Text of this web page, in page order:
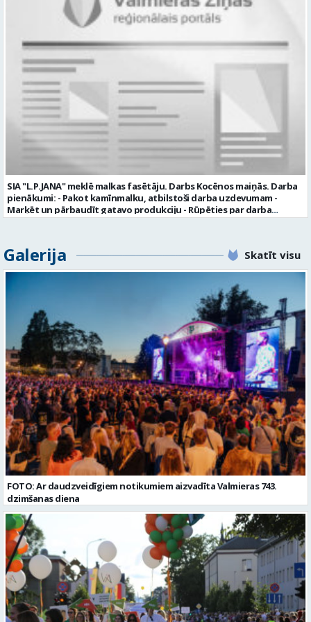
komunikācijas spējas labas iemaņas darbā ar datoru un
elektronisko kases aparātu UZŅĒMUMS PIEDĀVĀ: darbu stabilā
uzņēmumā darba laiku: maiņu grafiks (1. dežūra no plkst. 05.20 līdz
plkst. 16.20 un 2.dežūra no plkst. 12.50-21.00) darba samaksu sākot no
1100 līdz 1250 EUR (pirms nodokļu nomaksas) pilnas sociālās
garantijas veselības apdrošināšanas iespējas dinamisku un
profesionālu darba vidi apmācību pirms darba pienākumu
uzsākšanas CV ar norādi vakancei „dispečers Valmierā” iesniegt līdz
2026. gada 21. augustam (ieskaitot): sūtot elektroniski uz info@vtu-
valmiera.lv personīgi SIA „VTU Valmiera”, Reģ.nr. 40003004220,
„Brandeļi”, Brandeļi, Kocēnu pagasts, Valmieras novads, personāla
daļā darba dienās no plkst. 13:00 līdz 16:00. 2 nedēļu laikā pēc
konkursa termiņa beigām sazināsimies ar pretendentiem, kuri tiks
aicināti uz tikšanos klātienē. Informācijai: 29231565 * Iesniegtos
personas datus SIA “VTU VALMIERA” izmantos, lai konkursa kārtībā
noteiktu vakancei atbilstošāko kandidātu. Ja kandidāts vēlas, lai
viņa personas dati tiktu saglabāti SIA “VTU VALMIERA” iekšējā datu
bāzē ar mērķi tos apstrādāt citos SIA “VTU VALMIERA” personāla
atlases konkursos, tad pieteikumā vakancei lūdzam kandidātam
Valmiera, Valmieras nov. Darba laika veids: Summētais darba laiks
Darba veids: Darbinieka amats uz nenoteiktu laiku Slodze: Viena
vesela slodze Darbības joma: Pakalpojumi Pieteikto vietu skaits: 1
Līgums: Darbinieka amats uz nenoteiktu laiku Aktuāla līdz: 2026-08-
21 Kontaktpersona: CV ar norādi vakancei lūdzu sūtīt uz e-pastu
info@vtu-valmiera.lv vai iesniegt personīgi Izglītības līmenis:
Vispārējā vidējā izglītība
SIA "L.P.JANA" meklē malkas fasētāju. Darbs Kocēnos maiņās. Darba
pienākumi: - Pakot kamīnmalku, atbilstoši darba uzdevumam -
Marķēt un pārbaudīt gatavo produkciju - Rūpēties par darba
padarītā) - Vienmēr laikā izmaksātu algu - Profesionālus un
atbalstošus kolēģus Lūgums CV sūtīt uz e- pastu:
SAIŅOŠANAS OPERATORS Algas izmaksas veids: Laika darba alga
Darba vietas adrese: LATVIJA, Gravas iela 2, Kocēni, Kocēnu pag.,
Valmieras nov. Slodze: Viena vesela slodze Darbības joma: Ražošana
Pieteikto vietu skaits: 2 Aktuāla līdz: 2027-09-07 Darba sākšanas
datums: 2026-08-17 Kontaktpersona: Davids Pavlovs
Galerija Skatīt visu
FOTO: Ar daudzveidīgiem notikumiem aizvadīta Valmieras 743.
dzimšanas diena